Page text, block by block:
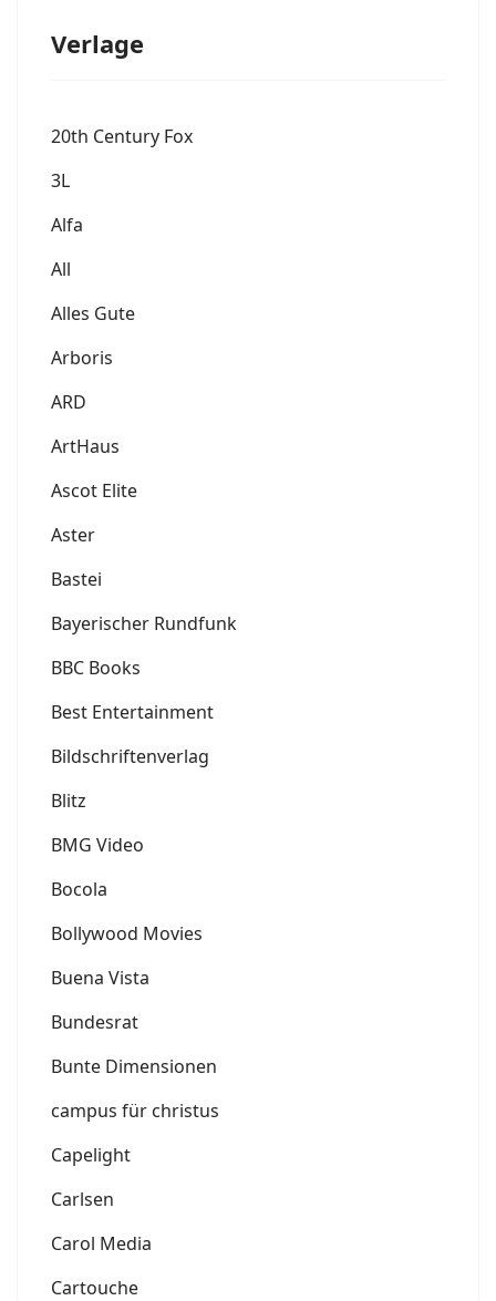
Verlage
20th Century Fox
3L
Alfa
All
Alles Gute
Arboris
ARD
ArtHaus
Ascot Elite
Aster
Bastei
Bayerischer Rundfunk
BBC Books
Best Entertainment
Bildschriftenverlag
Blitz
BMG Video
Bocola
Bollywood Movies
Buena Vista
Bundesrat
Bunte Dimensionen
campus für christus
Capelight
Carlsen
Carol Media
Cartouche